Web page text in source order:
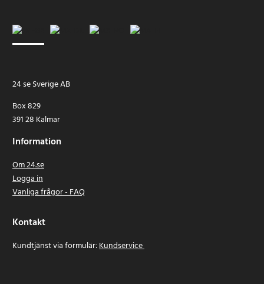
24 se Sverige AB
Box 829
391 28 Kalmar
Information
Om 24.se
Logga in
Vanliga frågor - FAQ
Kontakt
Kundtjänst via formulär:Kundservice